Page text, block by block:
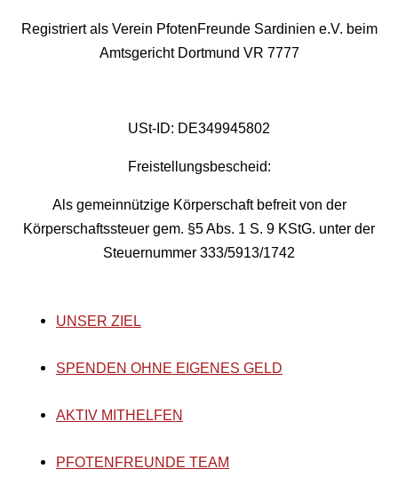
Registriert als Verein PfotenFreunde Sardinien e.V. beim
Amtsgericht Dortmund VR 7777
USt-ID: DE349945802
Freistellungsbescheid:
Als gemeinnützige Körperschaft befreit von der
Körperschaftssteuer gem. §5 Abs. 1 S. 9 KStG. unter der
Steuernummer 333/5913/1742
UNSER ZIEL
SPENDEN OHNE EIGENES GELD
AKTIV MITHELFEN
PFOTENFREUNDE TEAM